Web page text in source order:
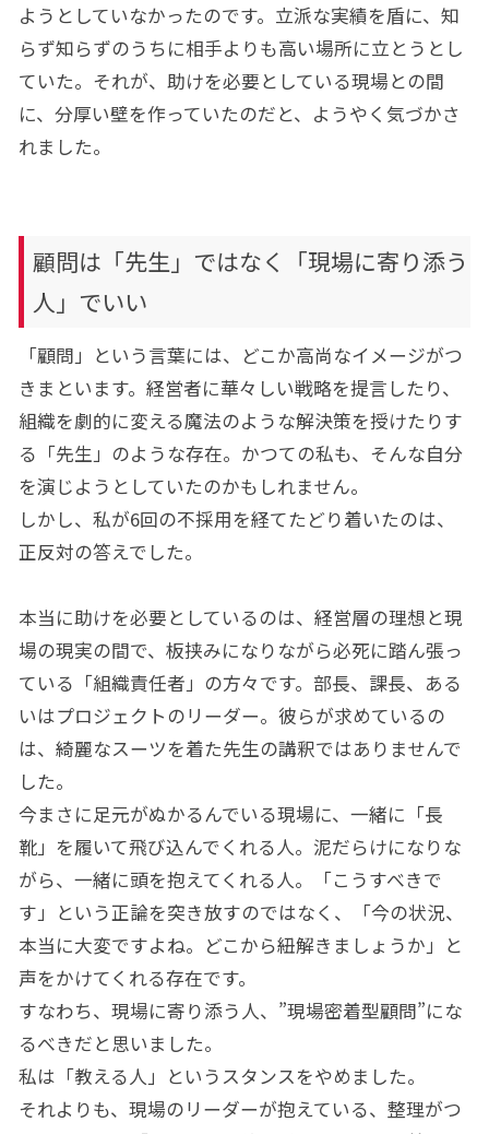
ようとしていなかったのです。立派な実績を盾に、知
らず知らずのうちに相手よりも高い場所に立とうとし
ていた。それが、助けを必要としている現場との間
に、分厚い壁を作っていたのだと、ようやく気づかさ
れました。
顧問は「先生」ではなく「現場に寄り添う
人」でいい
「顧問」という言葉には、どこか高尚なイメージがつ
きまといます。経営者に華々しい戦略を提言したり、
組織を劇的に変える魔法のような解決策を授けたりす
る「先生」のような存在。かつての私も、そんな自分
を演じようとしていたのかもしれません。
しかし、私が6回の不採用を経てたどり着いたのは、
正反対の答えでした。
本当に助けを必要としているのは、経営層の理想と現
場の現実の間で、板挟みになりながら必死に踏ん張っ
ている「組織責任者」の方々です。部長、課長、ある
いはプロジェクトのリーダー。彼らが求めているの
は、綺麗なスーツを着た先生の講釈ではありませんで
した。
今まさに足元がぬかるんでいる現場に、一緒に「長
靴」を履いて飛び込んでくれる人。泥だらけになりな
がら、一緒に頭を抱えてくれる人。「こうすべきで
す」という正論を突き放すのではなく、「今の状況、
本当に大変ですよね。どこから紐解きましょうか」と
声をかけてくれる存在です。
すなわち、現場に寄り添う人、”現場密着型顧問”にな
るべきだと思いました。
私は「教える人」というスタンスをやめました。
それよりも、現場のリーダーが抱えている、整理がつ